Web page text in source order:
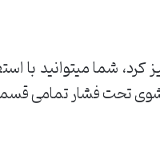
شما میتوانید با
تحت فشار تمامی